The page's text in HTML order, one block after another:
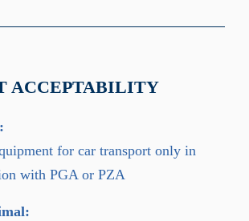
ACCEPTABILITY
for car transport only in
with PGA or PZA